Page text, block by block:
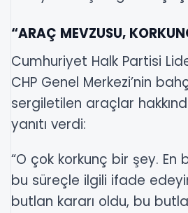
“ARAÇ MEVZUSU,
Cumhuriyet Halk Partisi
CHP Genel Merkezi’nin
sergiletilen araçlar
yanıtı verdi:
“O çok korkunç bir şey. En
bu süreçle ilgili ifade
butlan kararı oldu, bu